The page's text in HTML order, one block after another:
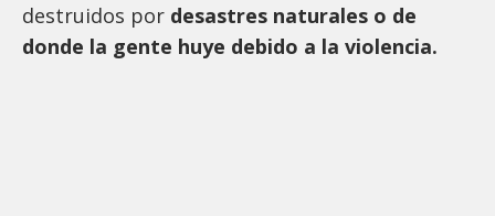
destruidos por desastres naturales o de
donde la gente huye debido a la violencia.